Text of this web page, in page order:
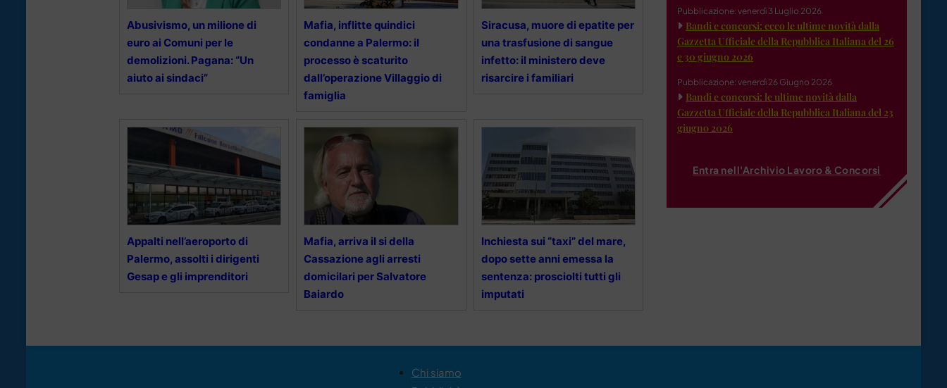
Abusivismo, un milione di
euro ai Comuni per le
demolizioni. Pagana: “Un
aiuto ai sindaci”
Mafia, inflitte quindici
condanne a Palermo: il
processo è scaturito
dall’operazione Villaggio di
famiglia
Siracusa, muore di epatite per
una trasfusione di sangue
infetto: il ministero deve
risarcire i familiari
Appalti nell’aeroporto di
Palermo, assolti i dirigenti
Gesap e gli imprenditori
Mafia, arriva il si della
Cassazione agli arresti
domicilari per Salvatore
Baiardo
Inchiesta sui “taxi” del mare,
dopo sette anni emessa la
sentenza: prosciolti tutti gli
imputati
Pubblicazione: venerdì 3 Luglio 2026
Bandi e concorsi: ecco le ultime novità dalla
Gazzetta Ufficiale della Repubblica Italiana del 26
e 30 giugno 2026
Pubblicazione: venerdì 26 Giugno 2026
Bandi e concorsi: le ultime novità dalla
Gazzetta Ufficiale della Repubblica Italiana del 23
giugno 2026
Entra nell'Archivio Lavoro & Concorsi
Chi siamo